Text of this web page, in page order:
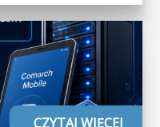
CZYTAJ WIĘCEJ